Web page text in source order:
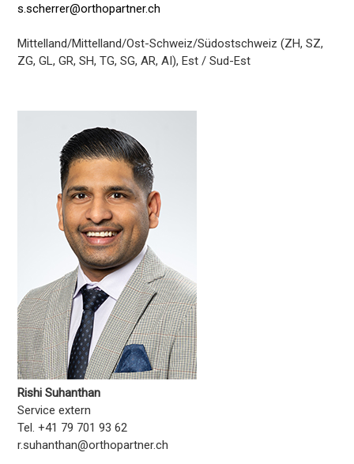
s.scherrer@orthopartner.ch
Mittelland/Mittelland/Ost-Schweiz/Südostschweiz (ZH, SZ,
ZG, GL, GR, SH, TG, SG, AR, AI), Est / Sud-Est
Rishi Suhanthan
Service extern
Tel. +41 79 701 93 62
r.suhanthan@orthopartner.ch